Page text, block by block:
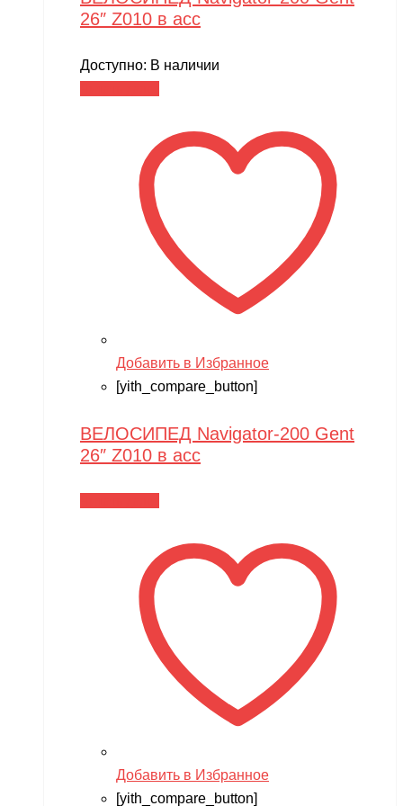
26″ Z010 в асс
Доступно: В наличии
Добавить в Избранное
[yith_compare_button]
ВЕЛОСИПЕД Navigator-200 Gent
26″ Z010 в асс
Добавить в Избранное
[yith_compare_button]